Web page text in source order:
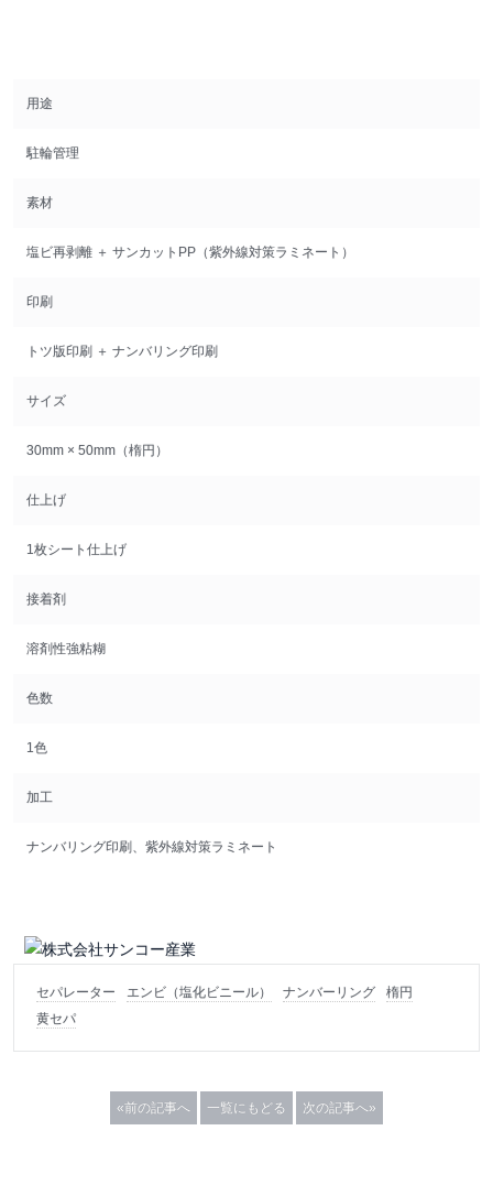
用途
駐輪管理
素材
塩ビ再剥離 ＋ サンカットPP（紫外線対策ラミネート）
印刷
トツ版印刷 ＋ ナンバリング印刷
サイズ
30mm × 50mm（楕円）
仕上げ
1枚シート仕上げ
接着剤
溶剤性強粘糊
色数
1色
加工
ナンバリング印刷、紫外線対策ラミネート
セパレーター エンビ（塩化ビニール） ナンバーリング
楕円
黄セパ
«前の記事へ 一覧にもどる 次の記事へ»